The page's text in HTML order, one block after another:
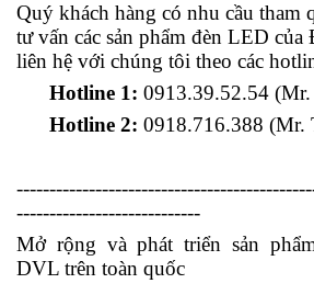
Quý khách hàng có nhu cầu tham
tư vấn các sản phẩm đèn LED
liên hệ với chúng tôi theo các
Hotline 1: 0913.39.52.54
Hotline 2: 0918.716.388 (Mr.
----------------------------
Mở rộng và phát triển sản
DVL trên toàn quốc